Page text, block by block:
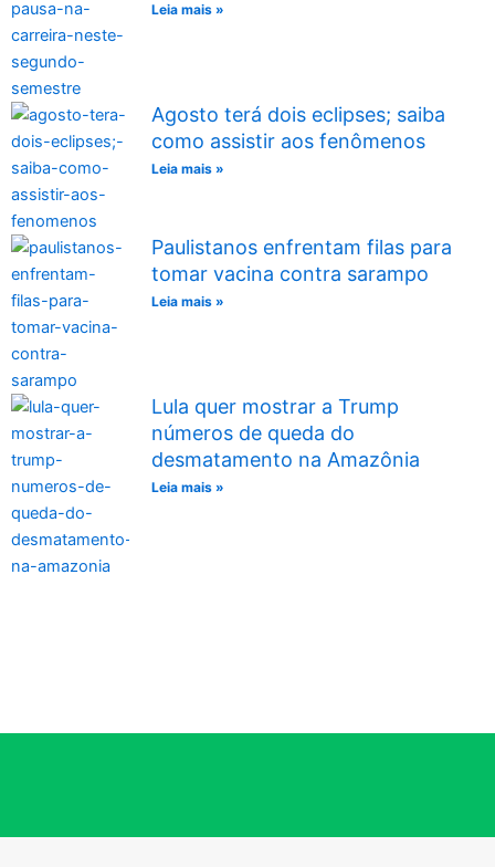
Leia mais »
Agosto terá dois eclipses; saiba
como assistir aos fenômenos
Leia mais »
Paulistanos enfrentam filas para
tomar vacina contra sarampo
Leia mais »
Lula quer mostrar a Trump
números de queda do
desmatamento na Amazônia
Leia mais »